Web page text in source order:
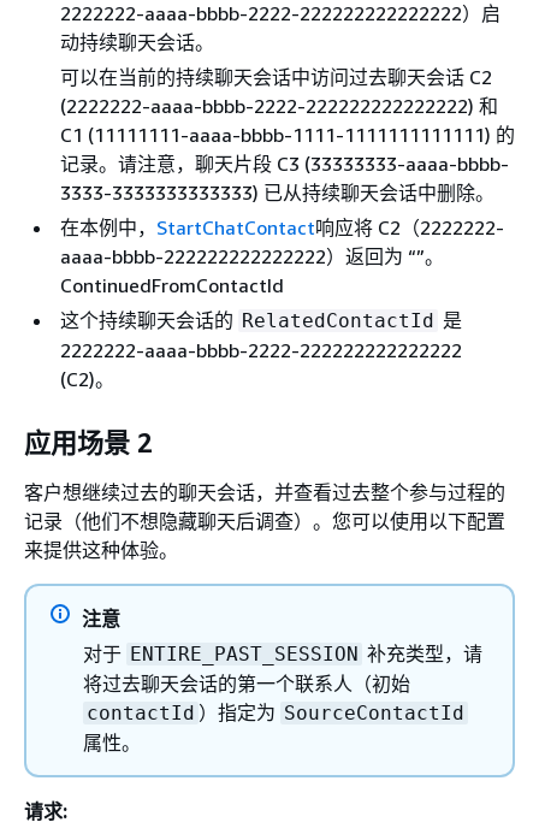
2222222-aaaa-bbbb-2222-222222222222222）启
动持续聊天会话。
可以在当前的持续聊天会话中访问过去聊天会话 C2
(2222222-aaaa-bbbb-2222-222222222222222) 和
C1 (11111111-aaaa-bbbb-1111-1111111111111) 的
记录。请注意，聊天片段 C3 (33333333-aaaa-bbbb-
3333-3333333333333) 已从持续聊天会话中删除。
在本例中， StartChatContact响应将 C2（2222222-
aaaa-bbbb-222222222222222）返回为 “”。
ContinuedFromContactId
这个持续聊天会话的 RelatedContactId 是
2222222-aaaa-bbbb-2222-222222222222222
(C2)。
应用场景 2
客户想继续过去的聊天会话，并查看过去整个参与过程的
记录（他们不想隐藏聊天后调查）。您可以使用以下配置
来提供这种体验。
注意
对于 ENTIRE_PAST_SESSION 补充类型，请
将过去聊天会话的第一个联系人（初始
contactId ）指定为 SourceContactId
属性。
请求: